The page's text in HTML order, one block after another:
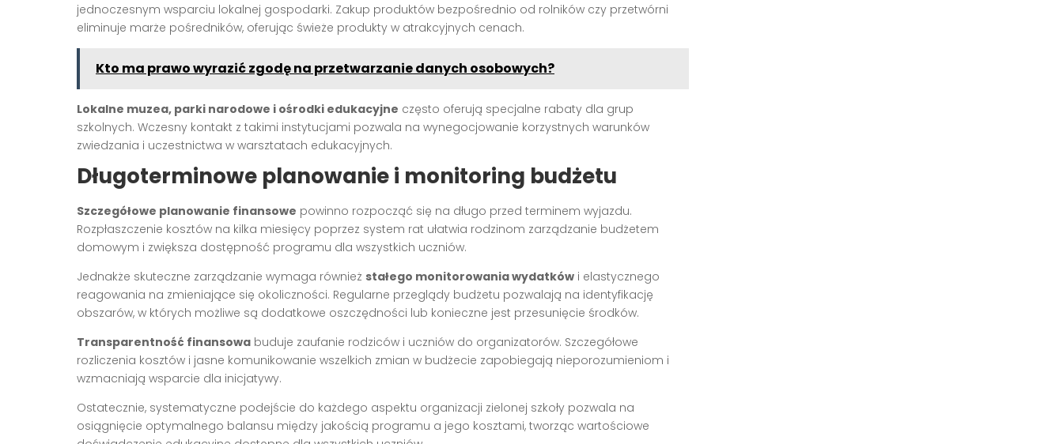
jednoczesnym wsparciu lokalnej gospodarki. Zakup produktów bezpośrednio od rolników czy przetwórni
eliminuje marże pośredników, oferując świeże produkty w atrakcyjnych cenach.
Kto ma prawo wyrazić zgodę na przetwarzanie danych osobowych?
Lokalne muzea, parki narodowe i ośrodki edukacyjne często oferują specjalne rabaty dla grup
szkolnych. Wczesny kontakt z takimi instytucjami pozwala na wynegocjowanie korzystnych warunków
zwiedzania i uczestnictwa w warsztatach edukacyjnych.
Długoterminowe planowanie i monitoring budżetu
Szczegółowe planowanie finansowe powinno rozpocząć się na długo przed terminem wyjazdu.
Rozpłaszczenie kosztów na kilka miesięcy poprzez system rat ułatwia rodzinom zarządzanie budżetem
domowym i zwiększa dostępność programu dla wszystkich uczniów.
Jednakże skuteczne zarządzanie wymaga również stałego monitorowania wydatków i elastycznego
reagowania na zmieniające się okoliczności. Regularne przeglądy budżetu pozwalają na identyfikację
obszarów, w których możliwe są dodatkowe oszczędności lub konieczne jest przesunięcie środków.
Transparentność finansowa buduje zaufanie rodziców i uczniów do organizatorów. Szczegółowe
rozliczenia kosztów i jasne komunikowanie wszelkich zmian w budżecie zapobiegają nieporozumieniom i
wzmacniają wsparcie dla inicjatywy.
Ostatecznie, systematyczne podejście do każdego aspektu organizacji zielonej szkoły pozwala na
osiągnięcie optymalnego balansu między jakością programu a jego kosztami, tworząc wartościowe